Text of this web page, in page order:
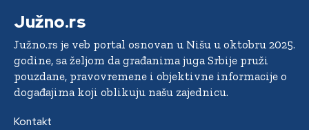
Južno.rs
Južno.rs je veb portal osnovan u Nišu u oktobru 2025.
godine, sa željom da građanima juga Srbije pruži
pouzdane, pravovremene i objektivne informacije o
događajima koji oblikuju našu zajednicu.
Kontakt